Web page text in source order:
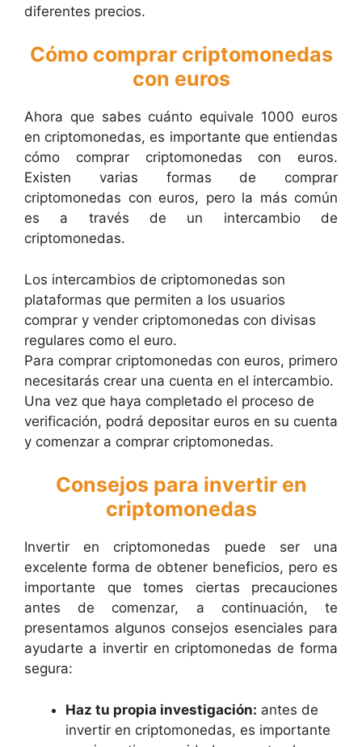
diferentes precios.
Cómo comprar criptomonedas
con euros
Ahora que sabes cuánto equivale 1000 euros
en criptomonedas, es importante que entiendas
cómo comprar criptomonedas con euros.
Existen varias formas de comprar
criptomonedas con euros, pero la más común
es a través de un intercambio de
criptomonedas.
Los intercambios de criptomonedas son
plataformas que permiten a los usuarios
comprar y vender criptomonedas con divisas
regulares como el euro.
Para comprar criptomonedas con euros, primero
necesitarás crear una cuenta en el intercambio.
Una vez que haya completado el proceso de
verificación, podrá depositar euros en su cuenta
y comenzar a comprar criptomonedas.
Consejos para invertir en
criptomonedas
Invertir en criptomonedas puede ser una
excelente forma de obtener beneficios, pero es
importante que tomes ciertas precauciones
antes de comenzar, a continuación, te
presentamos algunos consejos esenciales para
ayudarte a invertir en criptomonedas de forma
segura:
Haz tu propia investigación: antes de
invertir en criptomonedas, es importante